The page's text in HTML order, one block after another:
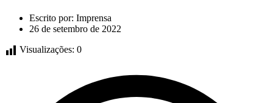
Escrito por: Imprensa
26 de setembro de 2022
Visualizações: 0